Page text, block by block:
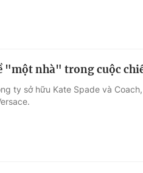
"một nhà" trong cuộc
ty sở hữu Kate Spade và